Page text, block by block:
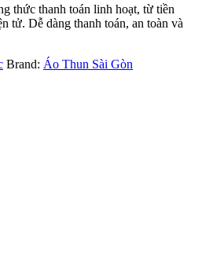
thức thanh toán linh hoạt, từ tiền
tử. Dễ dàng thanh toán, an toàn và
Brand: Áo Thun Sài Gòn